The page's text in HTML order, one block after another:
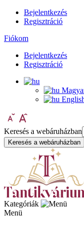
Bejelentkezés
Regisztráció
Fiókom
Bejelentkezés
Regisztráció
Keresés a webáruházban
Keresés a webáruházban
Kategóriák
Menü